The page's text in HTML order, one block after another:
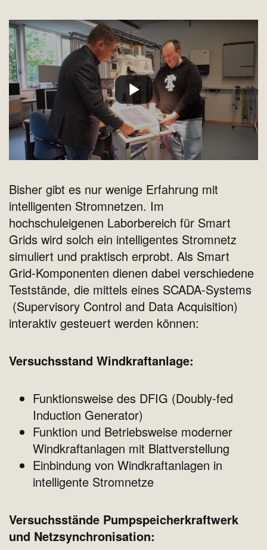
Bisher gibt es nur wenige Erfahrung mit
intelligenten Stromnetzen. Im
hochschuleigenen Laborbereich für Smart
Grids wird solch ein intelligentes Stromnetz
simuliert und praktisch erprobt. Als Smart
Grid-Komponenten dienen dabei verschiedene
Teststände, die mittels eines SCADA-Systems
(Supervisory Control and Data Acquisition)
interaktiv gesteuert werden können:
Versuchsstand Windkraftanlage:
Funktionsweise des DFIG (Doubly-fed
Induction Generator)
Funktion und Betriebsweise moderner
Windkraftanlagen mit Blattverstellung
Einbindung von Windkraftanlagen in
intelligente Stromnetze
Versuchsstände Pumpspeicherkraftwerk
und Netzsynchronisation: